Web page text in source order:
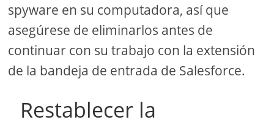
spyware en su computadora, así que
asegúrese de eliminarlos antes de
continuar con su trabajo con la extensión
de la bandeja de entrada de Salesforce.
Restablecer la